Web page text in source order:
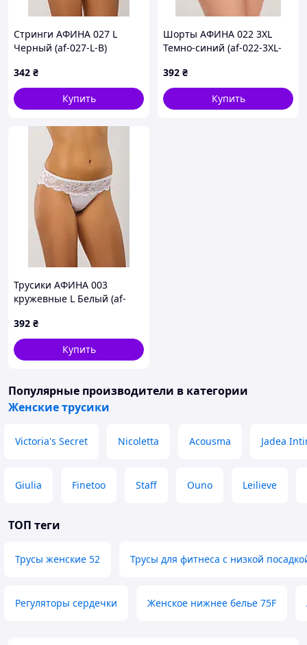
Стринги АФИНА 027 L
Черный (af-027-L-B)
342 ₴
Купить
Шорты АФИНА 022 3XL
Темно-синий (af-022-3XL-
392 ₴
Купить
Трусики АФИНА 003
кружевные L Белый (af-
392 ₴
Купить
Популярные производители в категории
Женские трусики
Victoria's Secret Nicoletta Acousma Jadea
Giulia Finetoo Staff Ouno Leilieve
ТОП теги
Трусы женские 52 Трусы для фитнеса с низкой
Регуляторы сердечки Женское нижнее белье 75F